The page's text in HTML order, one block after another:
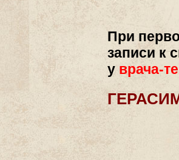
При
записи к
у врача-